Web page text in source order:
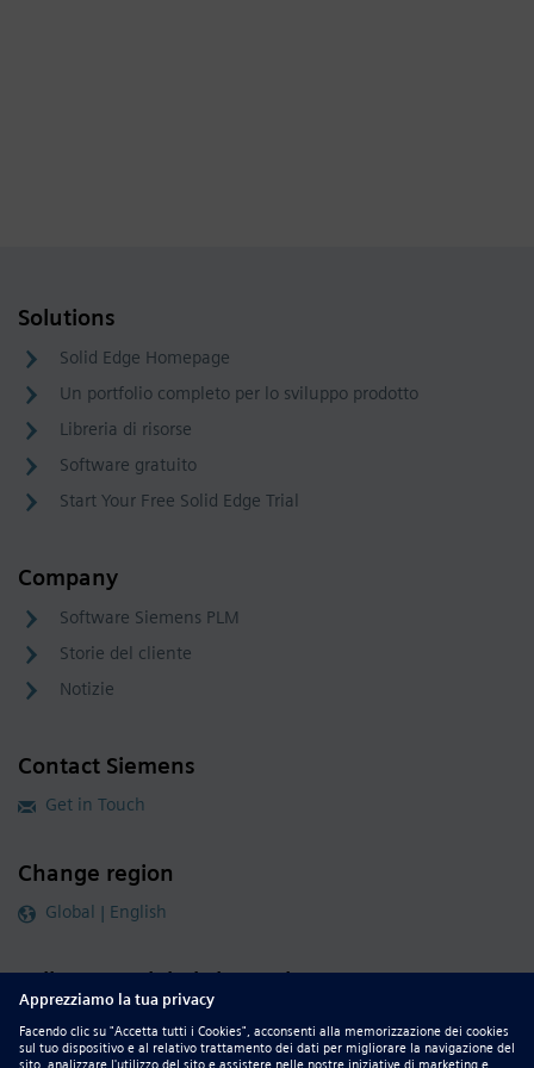
Solutions
Solid Edge Homepage
Un portfolio completo per lo sviluppo prodotto
Libreria di risorse
Software gratuito
Start Your Free Solid Edge Trial
Company
Software Siemens PLM
Storie del cliente
Notizie
Contact Siemens
Get in Touch
Change region
Global | English
Follow our global channels